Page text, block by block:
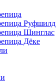
Руфшилд
Шинглас
Дёке